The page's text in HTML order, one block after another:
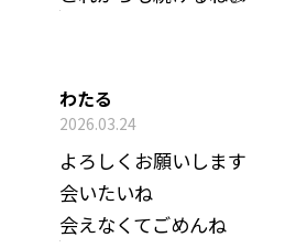
わたる
2026.03.24
よろしくお願いします
会いたいね
会えなくてごめんね